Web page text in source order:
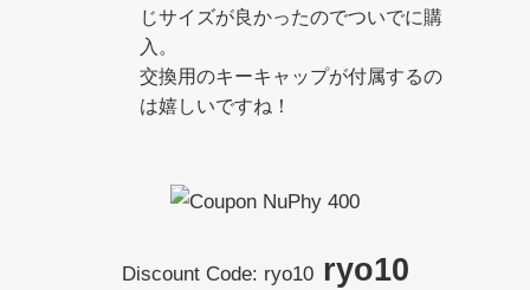
じサイズが良かったのでついでに購
入。
交換用のキーキャップが付属するの
は嬉しいですね！
Discount Code: ryo10ryo10